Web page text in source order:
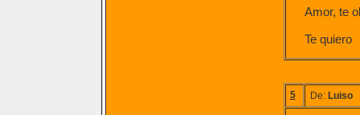
Amor, te
Te quiero
5 De: Luiso